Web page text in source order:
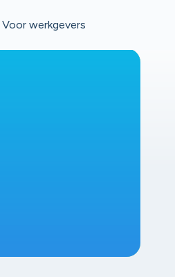
Voor werkgevers